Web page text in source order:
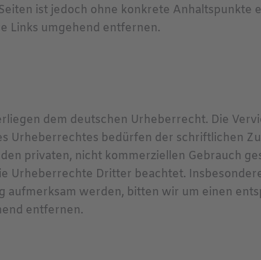
ist jedoch ohne konkrete Anhaltspunkte
Links umgehend entfernen.
dem deutschen Urheberrecht. Die
Urheberrechtes bedürfen der schriftlichen
privaten, nicht kommerziellen Gebrauch
Urheberrechte Dritter beachtet.
werden, bitten wir um einen
entfernen.